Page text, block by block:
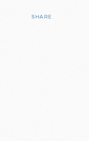
SHARE